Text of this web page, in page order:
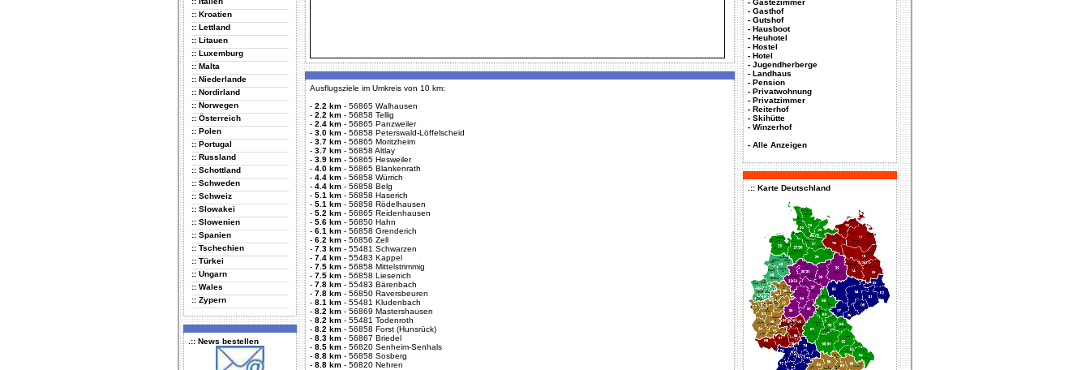
:: Kroatien
:: Lettland
:: Litauen
:: Luxemburg
:: Malta
:: Niederlande
:: Nordirland
:: Norwegen
:: Österreich
:: Polen
:: Portugal
:: Russland
:: Schottland
:: Schweden
:: Schweiz
:: Slowakei
:: Slowenien
:: Spanien
:: Tschechien
:: Türkei
:: Ungarn
:: Wales
:: Zypern
.:: News bestellen
Ausflugsziele im Umkreis von 10 km:
- 2.2 km - 56865 Walhausen
- 2.2 km - 56858 Tellig
- 2.4 km - 56865 Panzweiler
- 3.0 km - 56858 Peterswald-Löffelscheid
- 3.7 km - 56865 Moritzheim
- 3.7 km - 56858 Altlay
- 3.9 km - 56865 Hesweiler
- 4.0 km - 56865 Blankenrath
- 4.4 km - 56858 Würrich
- 4.4 km - 56858 Belg
- 5.1 km - 56858 Haserich
- 5.1 km - 56858 Rödelhausen
- 5.2 km - 56865 Reidenhausen
- 5.6 km - 56850 Hahn
- 6.1 km - 56858 Grenderich
- 6.2 km - 56856 Zell
- 7.3 km - 55481 Schwarzen
- 7.4 km - 55483 Kappel
- 7.5 km - 56858 Mittelstrimmig
- 7.5 km - 56858 Liesenich
- 7.8 km - 55483 Bärenbach
- 7.8 km - 56850 Raversbeuren
- 8.1 km - 55481 Kludenbach
- 8.2 km - 56869 Mastershausen
- 8.2 km - 55481 Todenroth
- 8.2 km - 56858 Forst (Hunsrück)
- 8.3 km - 56867 Briedel
- 8.5 km - 56820 Senheim-Senhals
- 8.8 km - 56858 Sosberg
- 8.8 km - 56820 Nehren
- Gästezimmer
- Gasthof
- Gutshof
- Hausboot
- Heuhotel
- Hostel
- Hotel
- Jugendherberge
- Landhaus
- Pension
- Privatwohnung
- Privatzimmer
- Reiterhof
- Skihütte
- Winzerhof
- Alle Anzeigen
.:: Karte Deutschland